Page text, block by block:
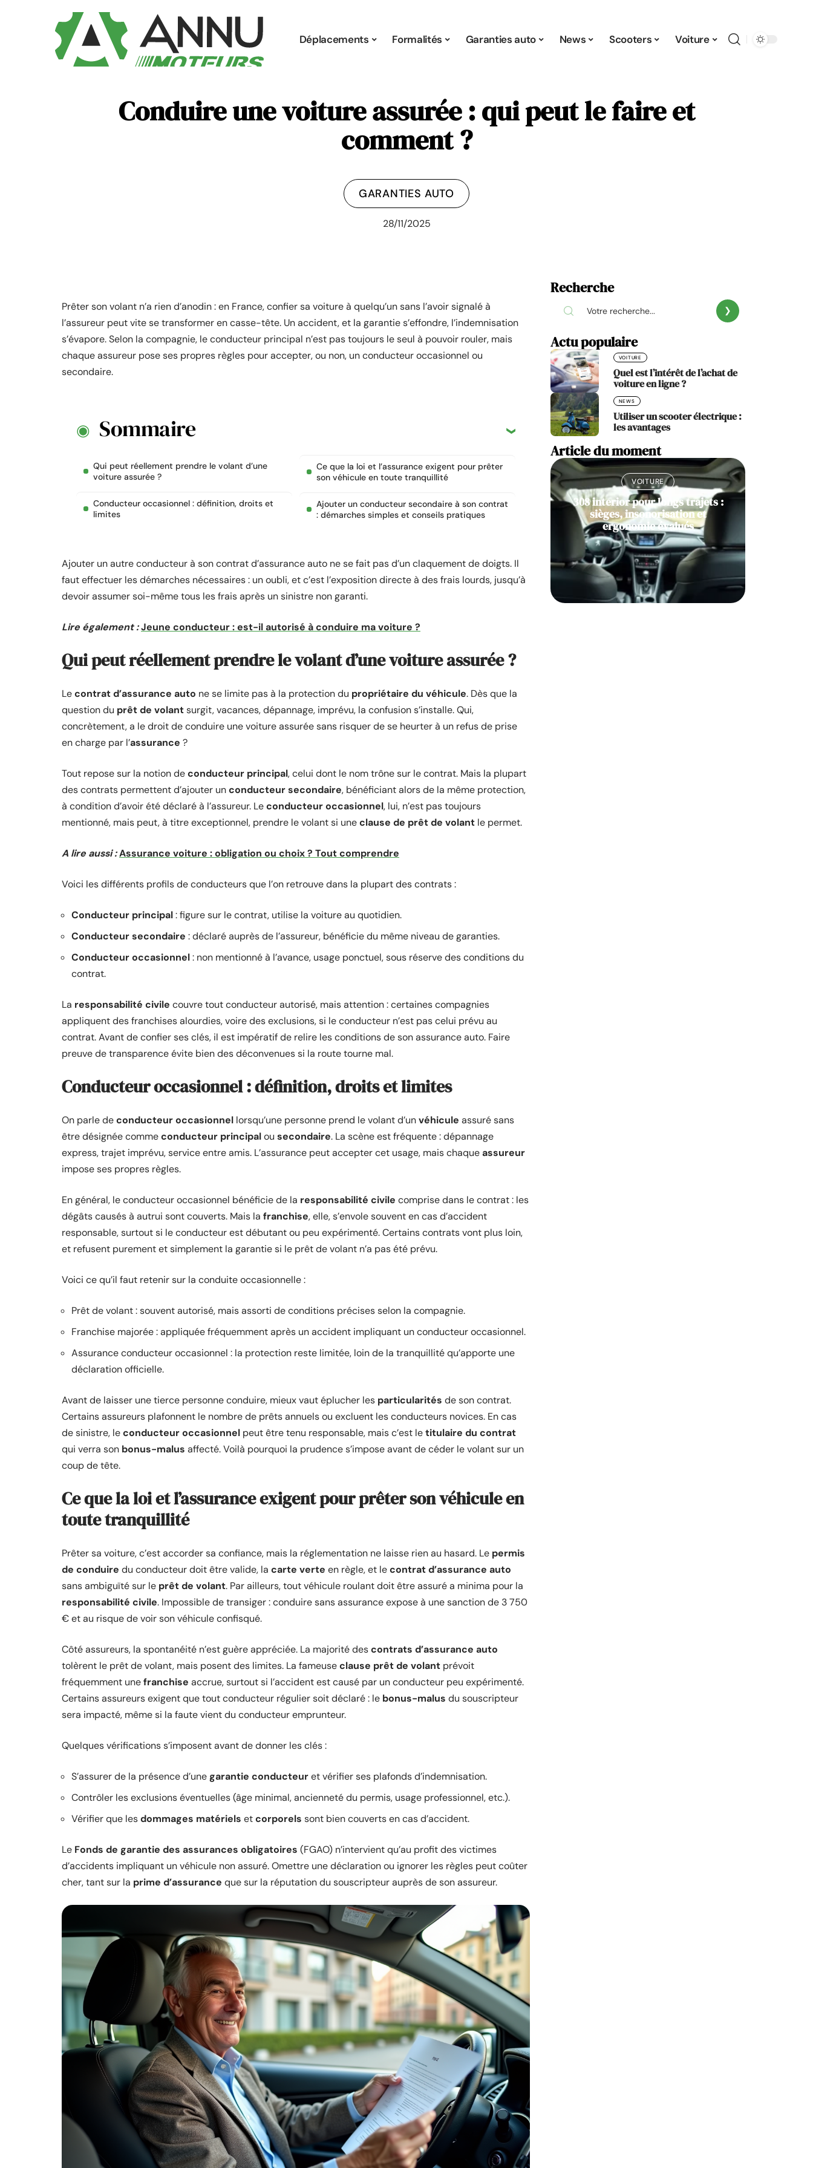
Déplacements Formalités Garanties auto News Scooters Voiture
Conduire une voiture assurée : qui peut le faire et
comment ?
GARANTIES AUTO
28/11/2025
Prêter son volant n’a rien d’anodin : en France, confier sa voiture à quelqu’un sans l’avoir signalé à
l’assureur peut vite se transformer en casse-tête. Un accident, et la garantie s’effondre, l’indemnisation
s’évapore. Selon la compagnie, le conducteur principal n’est pas toujours le seul à pouvoir rouler, mais
chaque assureur pose ses propres règles pour accepter, ou non, un conducteur occasionnel ou
secondaire.
Sommaire
Qui peut réellement prendre le volant d’une
voiture assurée ?
Conducteur occasionnel : définition, droits et
limites
Ce que la loi et l’assurance exigent pour prêter
son véhicule en toute tranquillité
Ajouter un conducteur secondaire à son contrat
: démarches simples et conseils pratiques
Ajouter un autre conducteur à son contrat d’assurance auto ne se fait pas d’un claquement de doigts. Il
faut effectuer les démarches nécessaires : un oubli, et c’est l’exposition directe à des frais lourds, jusqu’à
devoir assumer soi-même tous les frais après un sinistre non garanti.
Lire également :Jeune conducteur : est-il autorisé à conduire ma voiture ?
Qui peut réellement prendre le volant d’une voiture assurée ?
Lecontrat d’assurance auto ne se limite pas à la protection du propriétaire du véhicule. Dès que la
question du prêt de volantsurgit, vacances, dépannage, imprévu, la confusion s’installe. Qui,
concrètement, a le droit de conduire une voiture assurée sans risquer de se heurter à un refus de prise
en charge par l’assurance ?
Tout repose sur la notion deconducteur principal, celui dont le nom trône sur le contrat. Mais la plupart
des contrats permettent d’ajouter unconducteur secondaire, bénéficiant alors de la même protection,
à condition d’avoir été déclaré à l’assureur. Leconducteur occasionnel, lui, n’est pas toujours
mentionné, mais peut, à titre exceptionnel, prendre le volant si uneclause de prêt de volant le permet.
A lire aussi :Assurance voiture : obligation ou choix ? Tout comprendre
Voici les différents profils de conducteurs que l’on retrouve dans la plupart des contrats :
Conducteur principal: figure sur le contrat, utilise la voiture au quotidien.
Conducteur secondaire : déclaré auprès de l’assureur, bénéficie du même niveau de garanties.
Conducteur occasionnel: non mentionné à l’avance, usage ponctuel, sous réserve des conditions du
contrat.
La responsabilité civile couvre tout conducteur autorisé, mais attention : certaines compagnies
appliquent des franchises alourdies, voire des exclusions, si le conducteur n’est pas celui prévu au
contrat. Avant de confier ses clés, il est impératif de relire les conditions de son assurance auto. Faire
preuve de transparence évite bien des déconvenues si la route tourne mal.
Conducteur occasionnel : définition, droits et limites
On parle deconducteur occasionnel lorsqu’une personne prend le volant d’unvéhicule assuré sans
être désignée commeconducteur principalou secondaire. La scène est fréquente : dépannage
express, trajet imprévu, service entre amis. L’assurance peut accepter cet usage, mais chaqueassureur
impose ses propres règles.
En général, le conducteur occasionnel bénéficie de la responsabilité civile comprise dans le contrat : les
dégâts causés à autrui sont couverts. Mais la franchise, elle, s’envole souvent en cas d’accident
responsable, surtout si le conducteur est débutant ou peu expérimenté. Certains contrats vont plus loin,
et refusent purement et simplement la garantie si le prêt de volant n’a pas été prévu.
Voici ce qu’il faut retenir sur la conduite occasionnelle :
Prêt de volant : souvent autorisé, mais assorti de conditions précises selon la compagnie.
Franchise majorée : appliquée fréquemment après un accident impliquant un conducteur occasionnel.
Assurance conducteur occasionnel : la protection reste limitée, loin de la tranquillité qu’apporte une
déclaration officielle.
Avant de laisser une tierce personne conduire, mieux vaut éplucher les particularités de son contrat.
Certains assureurs plafonnent le nombre de prêts annuels ou excluent les conducteurs novices. En cas
de sinistre, leconducteur occasionnel peut être tenu responsable, mais c’est letitulaire du contrat
qui verra son bonus-malus affecté. Voilà pourquoi la prudence s’impose avant de céder le volant sur un
coup de tête.
Ce que la loi et l’assurance exigent pour prêter son véhicule en
toute tranquillité
Prêter sa voiture, c’est accorder sa confiance, mais la réglementation ne laisse rien au hasard. Le permis
de conduire du conducteur doit être valide, la carte verte en règle, et lecontrat d’assurance auto
sans ambiguïté sur le prêt de volant. Par ailleurs, tout véhicule roulant doit être assuré a minima pour la
responsabilité civile. Impossible de transiger : conduire sans assurance expose à une sanction de 3 750
€ et au risque de voir son véhicule confisqué.
Côté assureurs, la spontanéité n’est guère appréciée. La majorité descontrats d’assurance auto
tolèrent le prêt de volant, mais posent des limites. La fameuseclause prêt de volant prévoit
fréquemment unefranchise accrue, surtout si l’accident est causé par un conducteur peu expérimenté.
Certains assureurs exigent que tout conducteur régulier soit déclaré : le bonus-malus du souscripteur
sera impacté, même si la faute vient du conducteur emprunteur.
Quelques vérifications s’imposent avant de donner les clés :
S’assurer de la présence d’unegarantie conducteuret vérifier ses plafonds d’indemnisation.
Contrôler les exclusions éventuelles (âge minimal, ancienneté du permis, usage professionnel, etc.).
Vérifier que lesdommages matériels etcorporels sont bien couverts en cas d’accident.
Le Fonds de garantie des assurances obligatoires (FGAO) n’intervient qu’au profit des victimes
d’accidents impliquant un véhicule non assuré. Omettre une déclaration ou ignorer les règles peut coûter
cher, tant sur la prime d’assurance que sur la réputation du souscripteur auprès de son assureur.
Recherche
Actu populaire
VOITURE
Quel est l’intérêt de l’achat de
voiture en ligne ?
NEWS
Utiliser un scooter électrique :
les avantages
Article du moment
VOITURE
308 interior pour longs trajets :
sièges, insonorisation et
ergonomie évalués